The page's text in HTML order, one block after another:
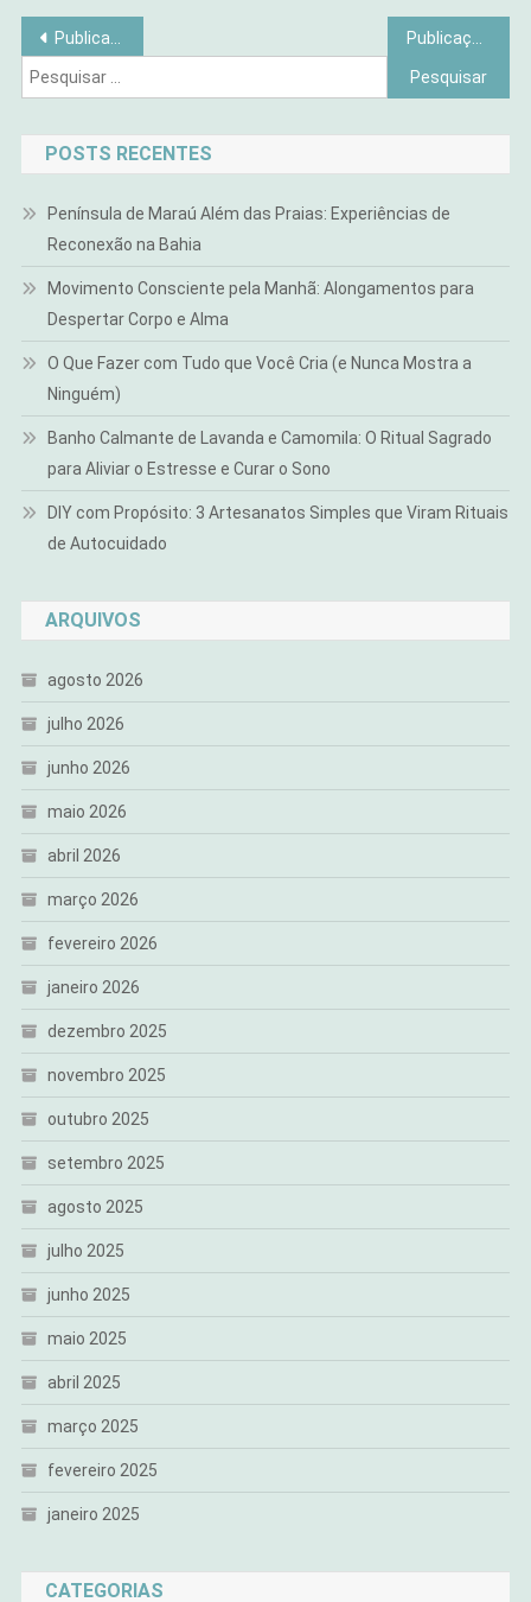
Navegação
por
posts
Publicações mais antigas
Pesquisar
por:
POSTS RECENTES
Península de Maraú Além das Praias: Experiências de
Reconexão na Bahia
Movimento Consciente pela Manhã: Alongamentos para
Despertar Corpo e Alma
O Que Fazer com Tudo que Você Cria (e Nunca Mostra a
Ninguém)
Banho Calmante de Lavanda e Camomila: O Ritual Sagrado
para Aliviar o Estresse e Curar o Sono
DIY com Propósito: 3 Artesanatos Simples que Viram Rituais
de Autocuidado
ARQUIVOS
agosto 2026
julho 2026
junho 2026
maio 2026
abril 2026
março 2026
fevereiro 2026
janeiro 2026
dezembro 2025
novembro 2025
outubro 2025
setembro 2025
agosto 2025
julho 2025
junho 2025
maio 2025
abril 2025
março 2025
fevereiro 2025
janeiro 2025
CATEGORIAS